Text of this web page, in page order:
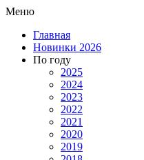
Меню
Главная
Новинки 2026
По году
2025
2024
2023
2022
2021
2020
2019